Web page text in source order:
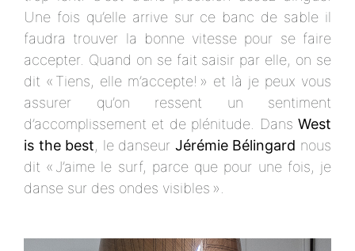
Une fois qu’elle arrive sur ce banc de sable il
faudra trouver la bonne vitesse pour se faire
accepter. Quand on se fait saisir par elle, on se
dit « Tiens, elle m’accepte! » et là je peux vous
assurer qu’on ressent un sentiment
d’accomplissement et de plénitude. Dans West
is the best, le danseur Jérémie Bélingard nous
dit « J’aime le surf, parce que pour une fois, je
danse sur des ondes visibles ».